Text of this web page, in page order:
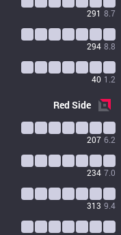
291 8.7
294 8.8
40 1.2
RedSide
207 6.2
234 7.0
313 9.4